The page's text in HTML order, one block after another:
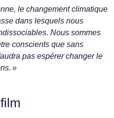
le changement climatique
dans lesquels nous
Nous sommes
conscients que sans
pas espérer changer le
»